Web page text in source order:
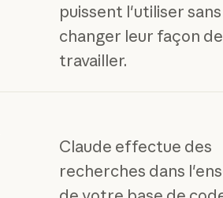
puissent l'utiliser sans
changer leur façon de
travailler.
Claude effectue des
recherches dans